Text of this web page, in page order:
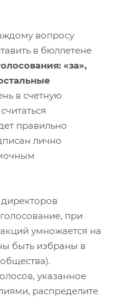
вопросу
в бюллетене
«за»,
в счетную
правильно
лично
при
умножается на
быть избраны в
указанное
распределите